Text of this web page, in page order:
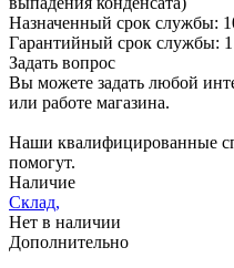
Назначенный срок службы:
Гарантийный срок службы: 1
Задать вопрос
Вы можете задать любой
или работе магазина.
Наши квалифицированные
помогут.
Наличие
Склад,
Нет в наличии
Дополнительно